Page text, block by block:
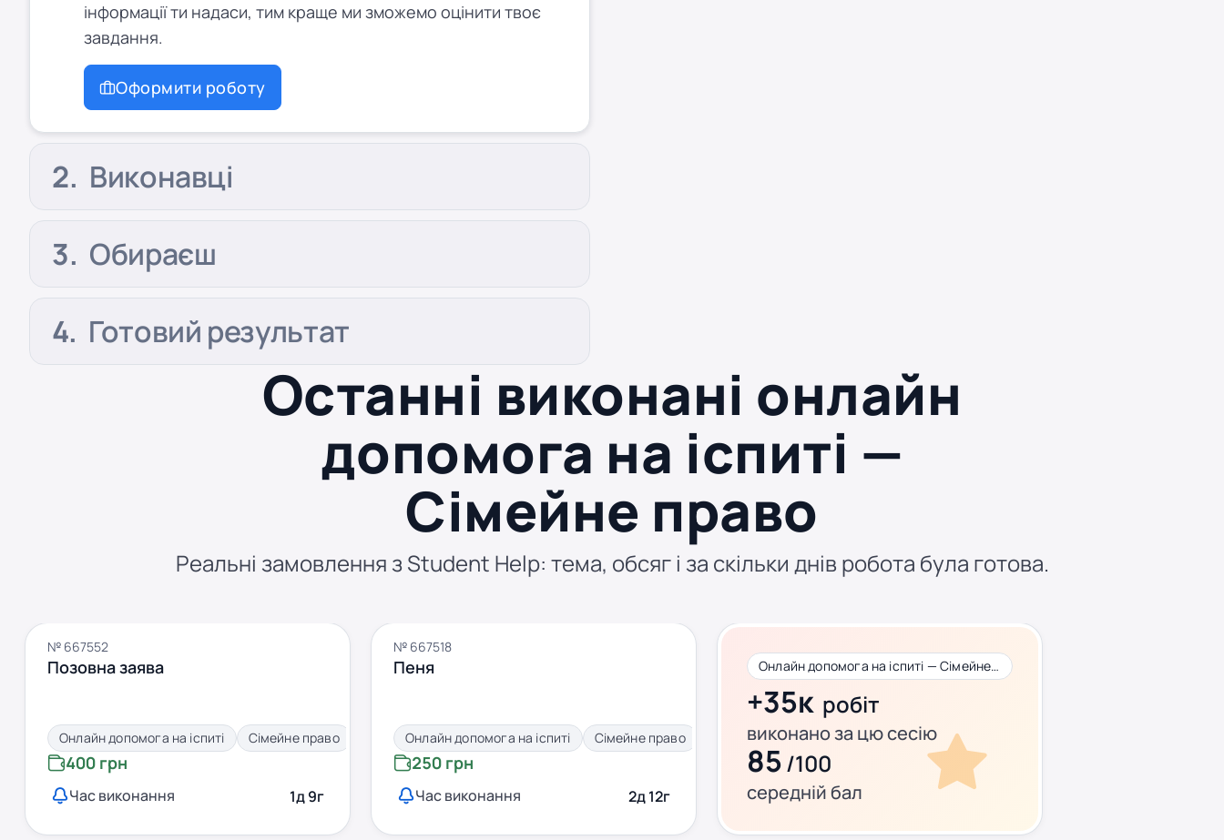
інформації ти надаси, тим краще ми зможемо оцінити твоє
завдання.
Оформити роботу
Виконавці
Обираєш
Готовий результат
Останні виконані онлайн
допомога на іспиті —
Сімейне право
Реальні замовлення з Student Help: тема, обсяг і за скільки днів робота була готова.
№ 667552
Позовна заява
Онлайн допомога на іспиті Сімейне право
400 грн
Час виконання 1д 9г
№ 667518
Пеня
Онлайн допомога на іспиті Сімейне право
250 грн
Час виконання 2д 12г
Онлайн допомога на іспиті — Сімейне право
+35к робіт
виконано за цю сесію
85/100
середній бал